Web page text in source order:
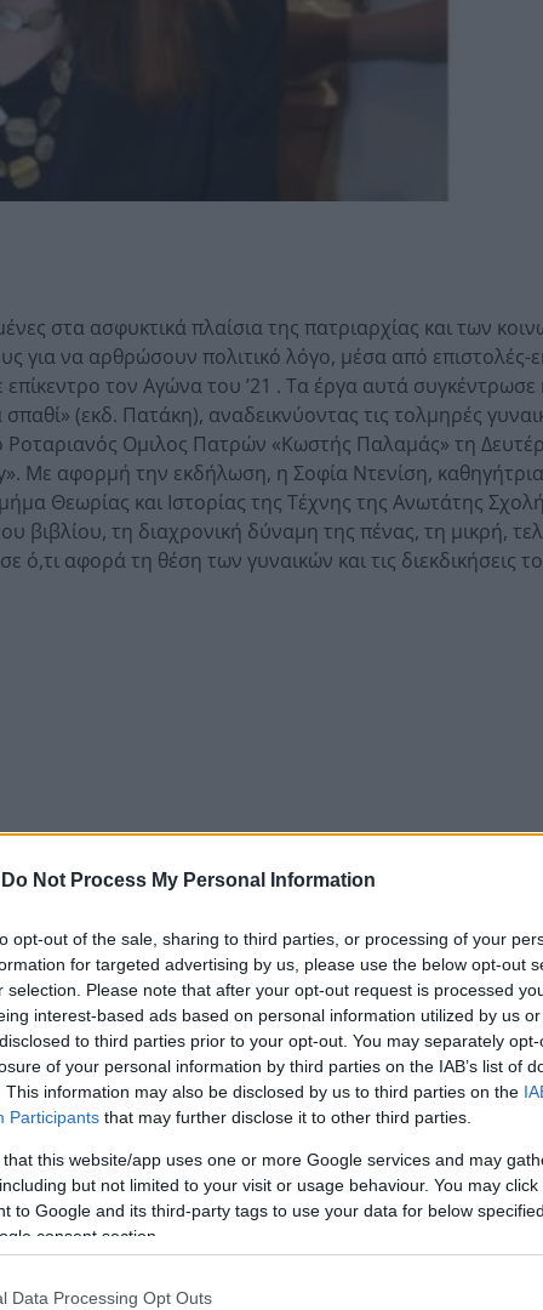
Do Not Process My Personal Information
opt-out of the sale, sharing to third parties, or processing of your
for targeted advertising by us, please use the below opt-out
selection. Please note that after your opt-out request is processed
interest-based ads based on personal information utilized by us
to third parties prior to your opt-out. You may separately
of your personal information by third parties on the IAB’s list of
This information may also be disclosed by us to third parties on the
Participants that may further disclose it to other third parties.
that this website/app uses one or more Google services and may
but not limited to your visit or usage behaviour. You may
to Google and its third-party tags to use your data for below
consent section.
Data Processing Opt Outs
στα ασφυκτικά πλαίσια της πατριαρχίας και των
για να αρθρώσουν πολιτικό λόγο, μέσα από επιστολές-
τον Αγώνα του ’21 . Τα έργα αυτά συγκέντρωσε
(εκδ. Πατάκη), αναδεικνύοντας τις τολμηρές
Ροταριανός Ομιλος Πατρών «Κωστής Παλαμάς» τη
Με αφορμή την εκδήλωση, η Σοφία Ντενίση,
Θεωρίας και Ιστορίας της Τέχνης της Ανωτάτης
βιβλίου, τη διαχρονική δύναμη της πένας, τη μικρή,
αφορά τη θέση των γυναικών και τις διεκδικήσεις
σπαθί», έχοντας προηγηθεί το βραβευμένο σας
και γραφή στα χρόνια του ελληνικού
2014;
της «Αόρατης γραφής», γιατί αν δεν είχε προηγηθεί αυτό
ανθολογούνται εδώ. Οταν ολοκλήρωσα το «Ανιχνεύοντας
δεύτερο τόμο, μια ανθολογία σημαντικών κειμένων
δεδομένου πως τα επιστημονικά βιβλία που
και best-sellers, οπότε εγκατέλειψα την ιδέα. Οταν
του 1821 σκέφτηκα πως θα μπορούσα, τουλάχιστον, να
έργα γυναικών του προπερασμένου αιώνα και αυτή η